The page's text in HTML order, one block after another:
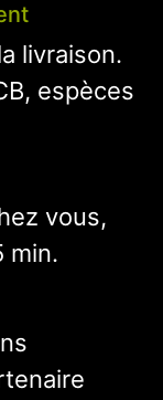
livraison.
espèces
vous,
min.